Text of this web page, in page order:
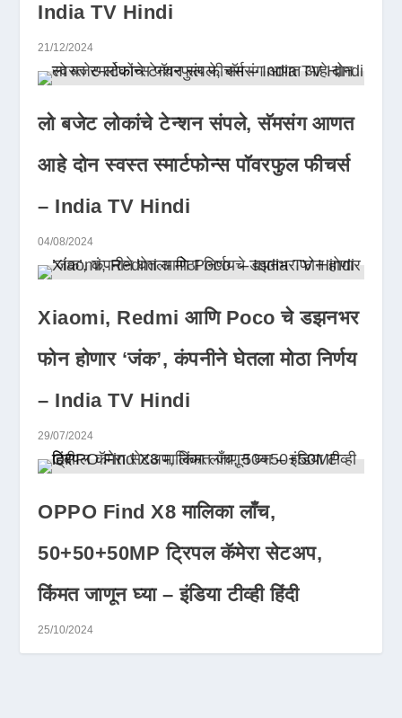
India TV Hindi
21/12/2024
लो बजेट लोकांचे टेन्शन संपले, सॅमसंग आणत
आहे दोन स्वस्त स्मार्टफोन्स पॉवरफुल फीचर्स
– India TV Hindi
04/08/2024
Xiaomi, Redmi आणि Poco चे डझनभर
फोन होणार ‘जंक’, कंपनीने घेतला मोठा निर्णय
– India TV Hindi
29/07/2024
OPPO Find X8 मालिका लाँच,
50+50+50MP ट्रिपल कॅमेरा सेटअप,
किंमत जाणून घ्या – इंडिया टीव्ही हिंदी
25/10/2024